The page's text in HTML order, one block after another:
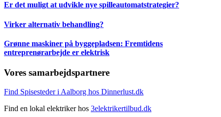
Er det muligt at udvikle nye spilleautomatstrategier?
Virker alternativ behandling?
Grønne maskiner på byggepladsen: Fremtidens
entreprenørarbejde er elektrisk
Vores samarbejdspartnere
Find Spisesteder i Aalborg hos Dinnerlust.dk
Find en lokal elektriker hos 3elektrikertilbud.dk